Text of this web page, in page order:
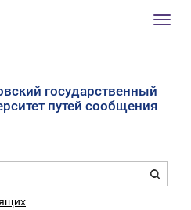
государственный
путей сообщения